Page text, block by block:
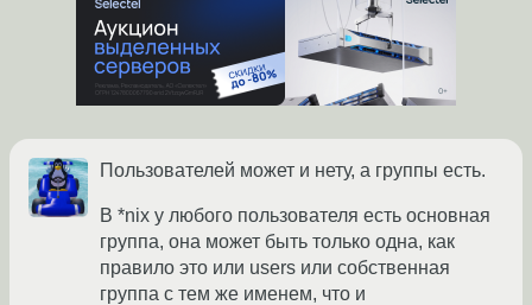
Пользователей может и нету, а группы есть.
В *nix у любого пользователя есть основная
группа, она может быть только одна, как
правило это или users или собственная
группа с тем же именем, что и